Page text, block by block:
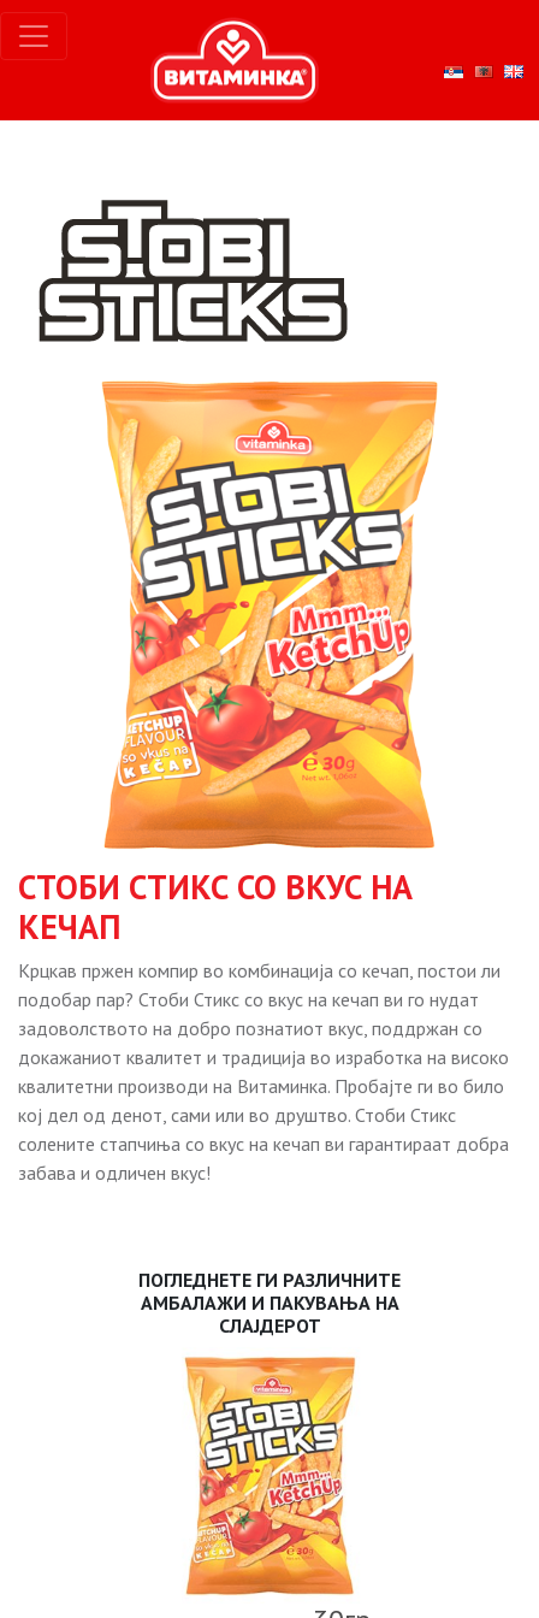
СТОБИ СТИКС СО ВКУС НА
КЕЧАП
Крцкав пржен компир во комбинација со кечап, постои ли
подобар пар? Стоби Стикс со вкус на кечап ви го нудат
задоволството на добро познатиот вкус, поддржан со
докажаниот квалитет и традиција во изработка на високо
квалитетни производи на Витаминка. Пробајте ги во било
кој дел од денот, сами или во друштво. Стоби Стикс
солените стапчиња со вкус на кечап ви гарантираат добра
забава и одличен вкус!
ПОГЛЕДНЕТЕ ГИ РАЗЛИЧНИТЕ
АМБАЛАЖИ И ПАКУВАЊА НА
СЛАЈДЕРОТ